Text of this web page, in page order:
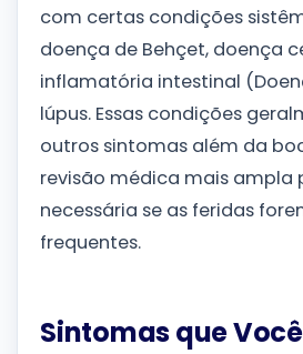
com certas condições
doença de Behçet, doença
inflamatória intestinal
lúpus. Essas condições
outros sintomas além da
revisão médica mais ampla
necessária se as feridas
frequentes.
Sintomas que